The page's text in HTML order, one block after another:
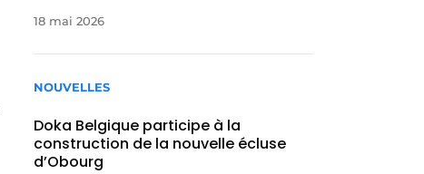
18 mai 2026
NOUVELLES
Doka Belgique participe à la
construction de la nouvelle écluse
d’Obourg